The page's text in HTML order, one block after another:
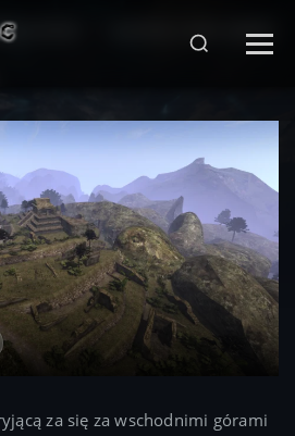
GOTHIC
za się za wschodnimi górami